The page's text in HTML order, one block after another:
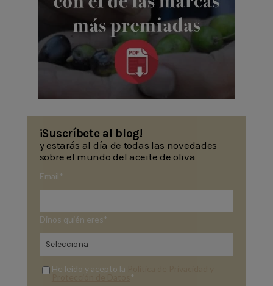
¡Suscríbete al blog!
y estarás al día de todas las novedades
sobre el mundo del aceite de oliva
Email *
Dinos quién eres *
He leído y acepto la
*